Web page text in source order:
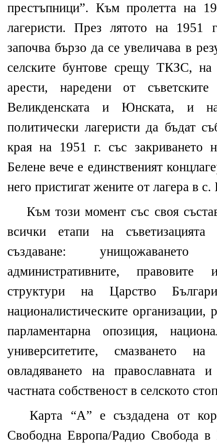
престъпници”. Към пролетта на
лагеристи. През лятото на 1951
започва бързо да се увеличава в
селските бунтове срещу ТКЗС,
арести, наредени от
Великденската и Юнската, и
политически лагеристи да бъдат
края на 1951 г. със
Белене вече е единственият
него пристигат жените от лагера в с.
Към този момент със своя
всички етапи на
създаване: унищожаването
административните, правовите
структури на Царство
националистическите организации,
парламентарна опозиция,
университетите, смазването
овладяването на православната
частната собственост в селското
Карта “А” е създадена от
Свободна Европа/Радио Свобода в